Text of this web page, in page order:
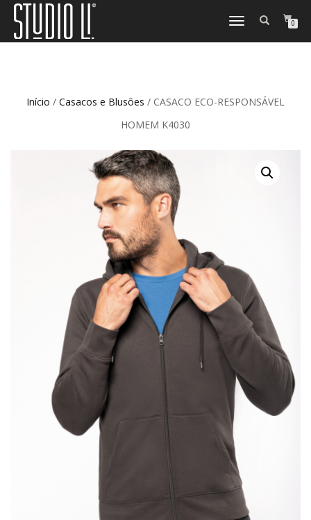
TOGGLE
0
Início / Casacos e Blusões / CASACO ECO-RESPONSÁVEL
HOMEM K4030